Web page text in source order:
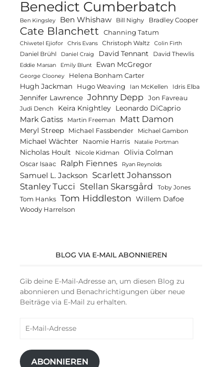
Benedict Cumberbatch
Ben Kingsley Ben Whishaw Bill Nighy Bradley Cooper
Cate Blanchett Channing Tatum
Chiwetel Ejiofor Chris Evans Christoph Waltz Colin Firth
Daniel Brühl Daniel Craig David Tennant David Thewlis
Eddie Marsan Emily Blunt Ewan McGregor
George Clooney Helena Bonham Carter
Hugh Jackman Hugo Weaving Ian McKellen Idris Elba
Jennifer Lawrence Johnny Depp Jon Favreau
Judi Dench Keira Knightley Leonardo DiCaprio
Mark Gatiss Martin Freeman Matt Damon
Meryl Streep Michael Fassbender Michael Gambon
Michael Wächter Naomie Harris Natalie Portman
Nicholas Hoult Nicole Kidman Olivia Colman
Oscar Isaac Ralph Fiennes Ryan Reynolds
Samuel L. Jackson Scarlett Johansson
Stanley Tucci Stellan Skarsgård Toby Jones
Tom Hanks Tom Hiddleston Willem Dafoe
Woody Harrelson
BLOG VIA E-MAIL ABONNIEREN
Gib deine E-Mail-Adresse an, um diesen Blog zu
abonnieren und Benachrichtigungen über neue
Beiträge via E-Mail zu erhalten.
Mail-
ABONNIEREN